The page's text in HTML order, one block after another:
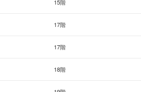
15階
17階
17階
18階